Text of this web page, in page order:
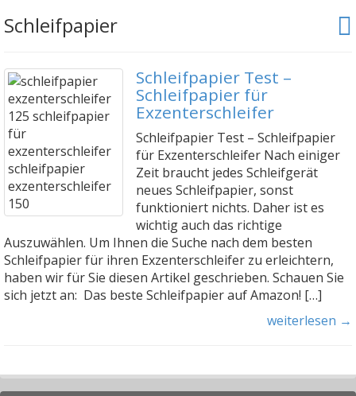
Schleifpapier
Schleifpapier Test –
Schleifpapier für
Exzenterschleifer
Schleifpapier Test – Schleifpapier
für Exzenterschleifer Nach einiger
Zeit braucht jedes Schleifgerät
neues Schleifpapier, sonst
funktioniert nichts. Daher ist es
wichtig auch das richtige
Auszuwählen. Um Ihnen die Suche nach dem besten
Schleifpapier für ihren Exzenterschleifer zu erleichtern,
haben wir für Sie diesen Artikel geschrieben. Schauen Sie
sich jetzt an: Das beste Schleifpapier auf Amazon! […]
weiterlesen →